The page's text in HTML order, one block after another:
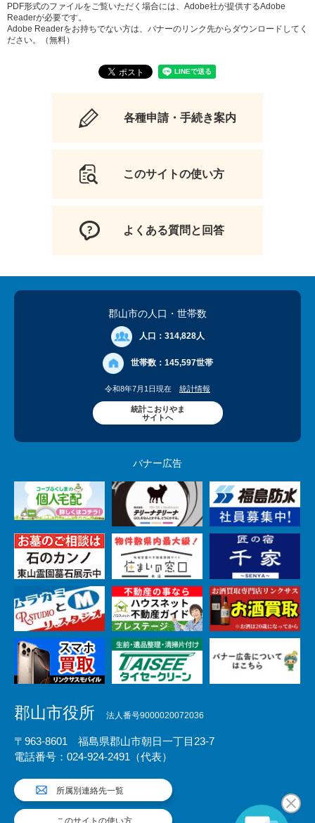
PDF形式のファイルをご覧いただく場合には、Adobe社が提供するAdobe
Readerが必要です。
Adobe Readerをお持ちでない方は、バナーのリンク先からダウンロードしてく
ださい。（無料）
各種申請・手続き案内
このサイトの使い方
よくある質問と回答
郡山市の人口 ・世帯数
人口： 314,828人
世帯数： 145,597世帯
令和8年7月1日現在 統計情報
統計こおりやま
サイトへ
バナー広告
郡山市役所 法人番号9000020072036
〒963-8601 福島県郡山市朝日一丁目23-7
電話番号：024-924-2491（代表）
所属別連絡先一覧
このサイトの使い方